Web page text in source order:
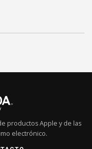
productos Apple y de las
electrónico.